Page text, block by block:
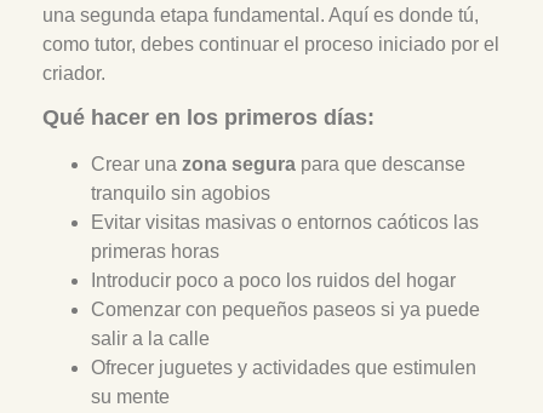
una segunda etapa fundamental. Aquí es donde tú,
como tutor, debes continuar el proceso iniciado por el
criador.
Qué hacer en los primeros días:
Crear una zona segura para que descanse
tranquilo sin agobios
Evitar visitas masivas o entornos caóticos las
primeras horas
Introducir poco a poco los ruidos del hogar
Comenzar con pequeños paseos si ya puede
salir a la calle
Ofrecer juguetes y actividades que estimulen
su mente